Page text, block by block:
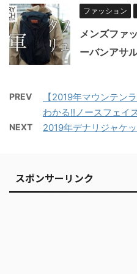
ファッション
メンズファ
ーバンアサル
PREV
【2019年マウンテン
わかる!!ノースフェイ
NEXT 2019年デナリジャケ
スポンサーリンク